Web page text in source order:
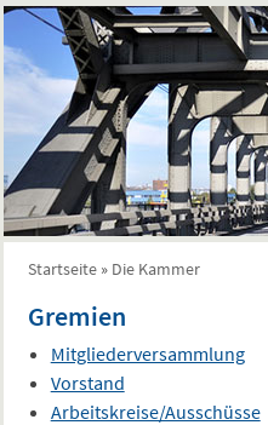
Sie sind hier
Startseite » Die Kammer
Gremien
Mitgliederversammlung
Vorstand
Arbeitskreise/Ausschüsse